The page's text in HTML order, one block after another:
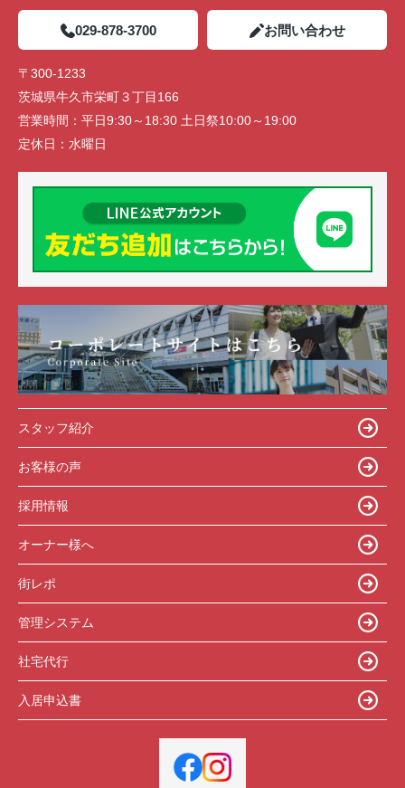
029-878-3700 お問い合わせ
〒300-1233
茨城県牛久市栄町３丁目166
営業時間： 平日9:30～18:30 土日祭10:00～19:00
定休日： 水曜日
スタッフ紹介
お客様の声
採用情報
オーナー様へ
街レポ
管理システム
社宅代行
入居申込書